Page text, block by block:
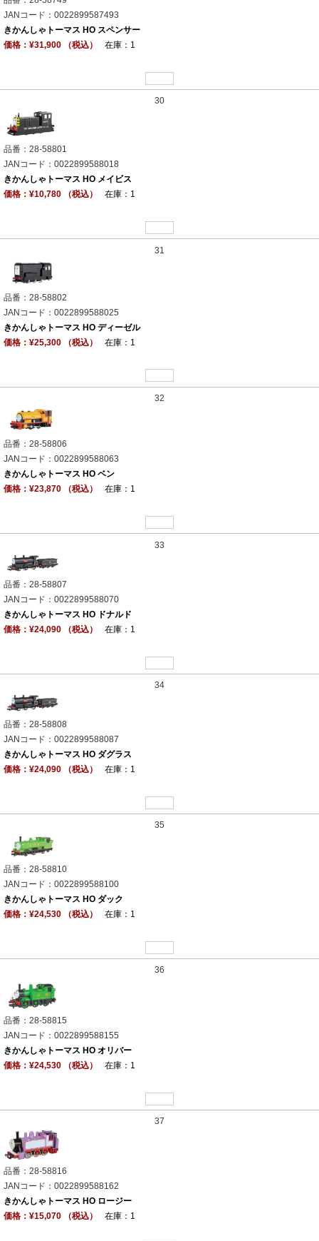
JANコード：0022899587493
きかんしゃトーマス HO スペンサー
価格：¥31,900 （税込）
在庫：1
30
品番：28-58801
JANコード：0022899588018
きかんしゃトーマス HO メイビス
価格：¥10,780 （税込）
在庫：1
31
品番：28-58802
JANコード：0022899588025
きかんしゃトーマス HO ディーゼル
価格：¥25,300 （税込）
在庫：1
32
品番：28-58806
JANコード：0022899588063
きかんしゃトーマス HO ベン
価格：¥23,870 （税込）
在庫：1
33
品番：28-58807
JANコード：0022899588070
きかんしゃトーマス HO ドナルド
価格：¥24,090 （税込）
在庫：1
34
品番：28-58808
JANコード：0022899588087
きかんしゃトーマス HO ダグラス
価格：¥24,090 （税込）
在庫：1
35
品番：28-58810
JANコード：0022899588100
きかんしゃトーマス HO ダック
価格：¥24,530 （税込）
在庫：1
36
品番：28-58815
JANコード：0022899588155
きかんしゃトーマス HO オリバー
価格：¥24,530 （税込）
在庫：1
37
品番：28-58816
JANコード：0022899588162
きかんしゃトーマス HO ロージー
価格：¥15,070 （税込）
在庫：1